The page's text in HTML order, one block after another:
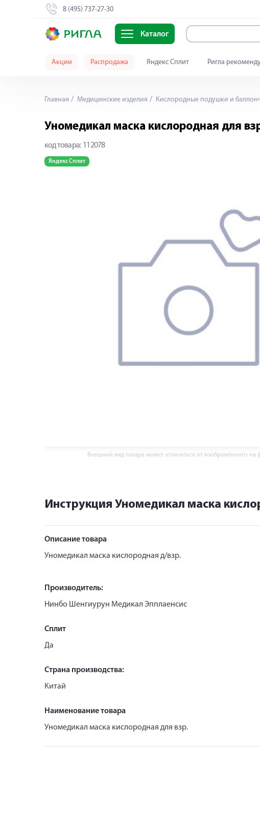
8 (495) 737-27-30
Каталог
Акции Распродажа Яндекс Сплит Ригла
Главная Медицинские изделия Кислородные подушки и
Уномедикал маска кислородная для
код товара: 112078
Яндекс Сплит
Внешний вид товара может отличаться от изображённого на
Инструкция Уномедикал маска
Описание товара
Уномедикал маска кислородная д/взр.
Производитель:
Нинбо Шенгиурун Медикал Эпплаенсис
Сплит
Да
Страна производства:
Китай
Наименование товара
Уномедикал маска кислородная для взр.